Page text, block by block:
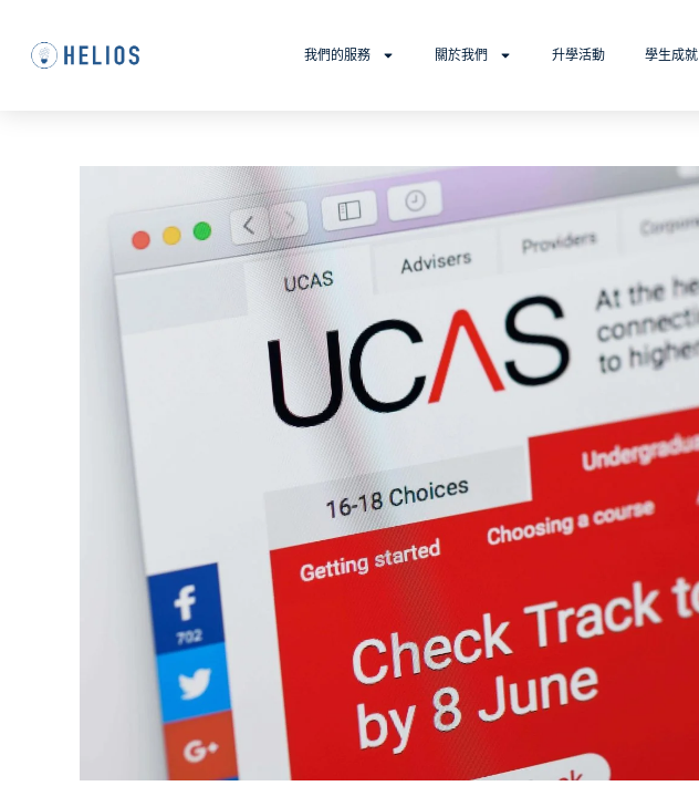
我們的服務 關於我們 升學活動 學生成就